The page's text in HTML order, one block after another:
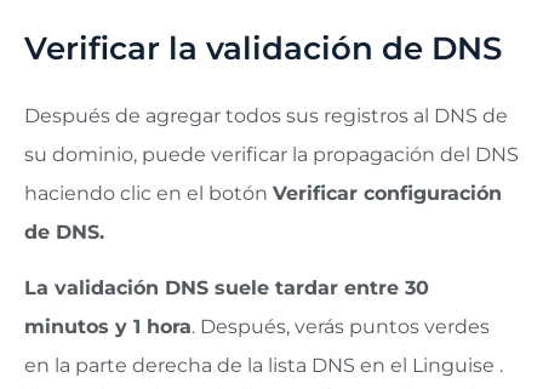
Verificar la validación de DNS
Después de agregar todos sus registros al DNS de
su dominio, puede verificar la propagación del DNS
haciendo clic en el botón Verificar configuración
de DNS.
La validación DNS suele tardar entre 30
minutos y 1 hora. Después, verás puntos verdes
en la parte derecha de la lista DNS en el Linguise .